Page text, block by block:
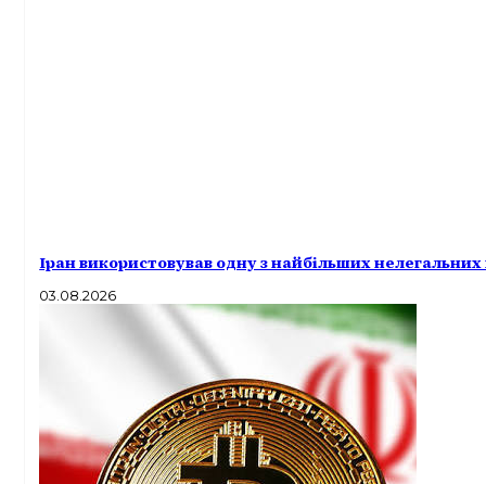
Іран використовував одну з найбільших
03.08.2026